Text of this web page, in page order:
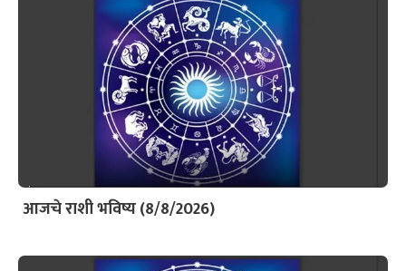
आजचे राशी भविष्य (8/8/2026)